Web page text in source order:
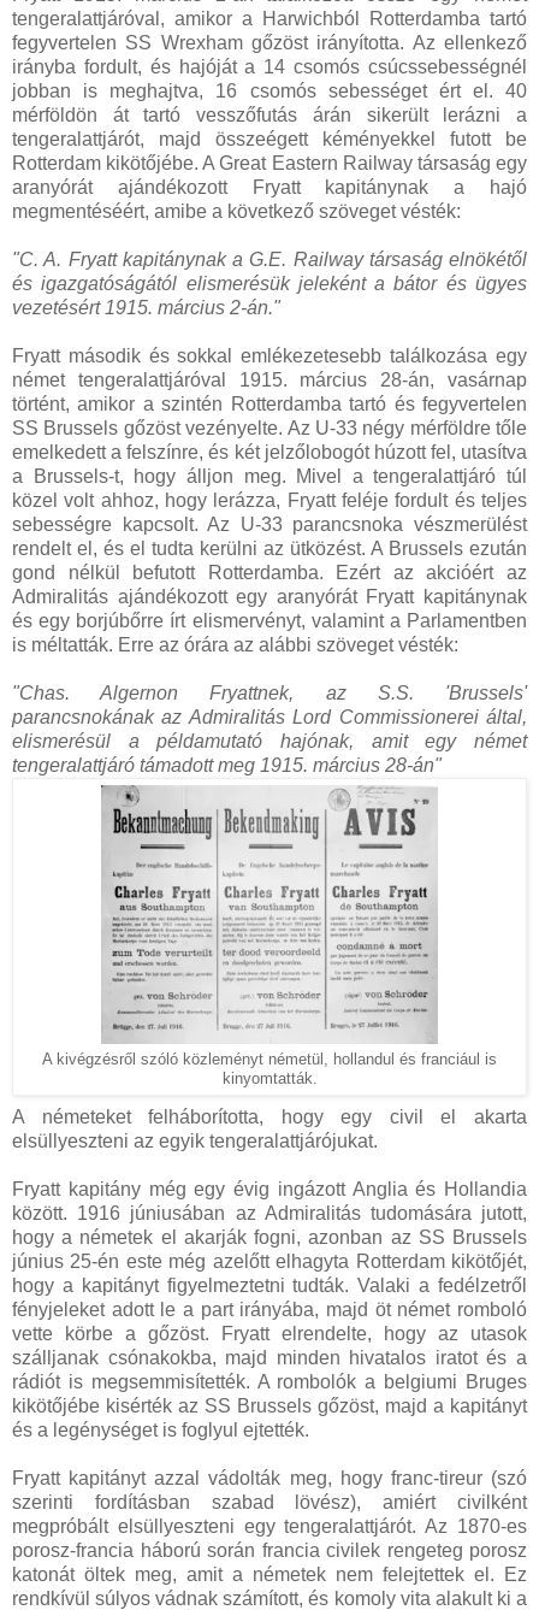
tengeralattjáróval, amikor a Harwichból Rotterdamba tartó
fegyvertelen SS Wrexham gőzöst irányította. Az ellenkező
irányba fordult, és hajóját a 14 csomós csúcssebességnél
jobban is meghajtva, 16 csomós sebességet ért el. 40
mérföldön át tartó vesszőfutás árán sikerült lerázni a
tengeralattjárót, majd összeégett kéményekkel futott be
Rotterdam kikötőjébe. A Great Eastern Railway társaság egy
aranyórát ajándékozott Fryatt kapitánynak a hajó
megmentéséért, amibe a következő szöveget vésték:
"C. A. Fryatt kapitánynak a G.E. Railway társaság elnökétől
és igazgatóságától elismerésük jeleként a bátor és ügyes
vezetésért 1915. március 2-án."
Fryatt második és sokkal emlékezetesebb találkozása egy
német tengeralattjáróval 1915. március 28-án, vasárnap
történt, amikor a szintén Rotterdamba tartó és fegyvertelen
SS Brussels gőzöst vezényelte. Az U-33 négy mérföldre tőle
emelkedett a felszínre, és két jelzőlobogót húzott fel, utasítva
a Brussels-t, hogy álljon meg. Mivel a tengeralattjáró túl
közel volt ahhoz, hogy lerázza, Fryatt feléje fordult és teljes
sebességre kapcsolt. Az U-33 parancsnoka vészmerülést
rendelt el, és el tudta kerülni az ütközést. A Brussels ezután
gond nélkül befutott Rotterdamba. Ezért az akcióért az
Admiralitás ajándékozott egy aranyórát Fryatt kapitánynak
és egy borjúbőrre írt elismervényt, valamint a Parlamentben
is méltatták. Erre az órára az alábbi szöveget vésték:
"Chas. Algernon Fryattnek, az S.S. 'Brussels'
parancsnokának az Admiralitás Lord Commissionerei által,
elismerésül a példamutató hajónak, amit egy német
tengeralattjáró támadott meg 1915. március 28-án"
A kivégzésről szóló közleményt németül, hollandul és franciául is
kinyomtatták.
A németeket felháborította, hogy egy civil el akarta
elsüllyeszteni az egyik tengeralattjárójukat.
Fryatt kapitány még egy évig ingázott Anglia és Hollandia
között. 1916 júniusában az Admiralitás tudomására jutott,
hogy a németek el akarják fogni, azonban az SS Brussels
június 25-én este még azelőtt elhagyta Rotterdam kikötőjét,
hogy a kapitányt figyelmeztetni tudták. Valaki a fedélzetről
fényjeleket adott le a part irányába, majd öt német romboló
vette körbe a gőzöst. Fryatt elrendelte, hogy az utasok
szálljanak csónakokba, majd minden hivatalos iratot és a
rádiót is megsemmisítették. A rombolók a belgiumi Bruges
kikötőjébe kisérték az SS Brussels gőzöst, majd a kapitányt
és a legénységet is foglyul ejtették.
Fryatt kapitányt azzal vádolták meg, hogy franc-tireur (szó
szerinti fordításban szabad lövész), amiért civilként
megpróbált elsüllyeszteni egy tengeralattjárót. Az 1870-es
porosz-francia háború során francia civilek rengeteg porosz
katonát öltek meg, amit a németek nem felejtettek el. Ez
rendkívül súlyos vádnak számított, és komoly vita alakult ki a